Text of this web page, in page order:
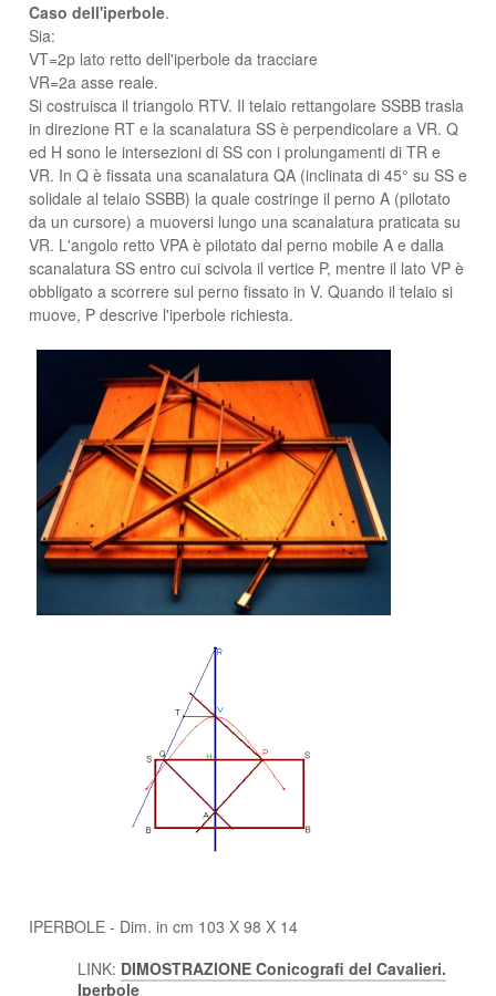
Caso dell'iperbole.
Sia:
VT=2p lato retto dell'iperbole da tracciare
VR=2a asse reale.
Si costruisca il triangolo RTV. Il telaio rettangolare SSBB trasla
in direzione RT e la scanalatura SS è perpendicolare a VR. Q
ed H sono le intersezioni di SS con i prolungamenti di TR e
VR. In Q è fissata una scanalatura QA (inclinata di 45° su SS e
solidale al telaio SSBB) la quale costringe il perno A (pilotato
da un cursore) a muoversi lungo una scanalatura praticata su
VR. L'angolo retto VPA è pilotato dal perno mobile A e dalla
scanalatura SS entro cui scivola il vertice P, mentre il lato VP è
obbligato a scorrere sul perno fissato in V. Quando il telaio si
muove, P descrive l'iperbole richiesta.
IPERBOLE - Dim. in cm 103 X 98 X 14
LINK: DIMOSTRAZIONE Conicografi del Cavalieri.
Iperbole